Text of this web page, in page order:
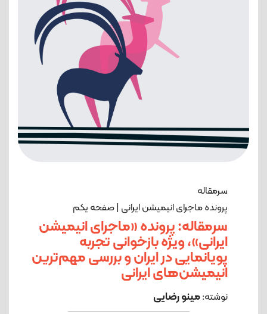
سرمقاله
پرونده‌ ماجرای انیمیشن ایرانی | صفحه یکم
سرمقاله: پرونده «ماجرای انیمیشن
ایرانی»، ویژه بازخوانی تجربه
پویانمایی در ایران و بررسی مهم‌ترین
انیمیشن‌های ایرانی
نوشته:مینو رضایی